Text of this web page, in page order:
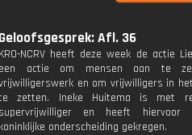
Geloofsgesprek: Afl. 36
KRO-NCRV heeft deze week de actie
een actie om mensen aan te
en om vrijwilligers in
zetten. Ineke Huitema is met
supervrijwilliger en heeft hiervoor
koninklijke onderscheiding gekregen.